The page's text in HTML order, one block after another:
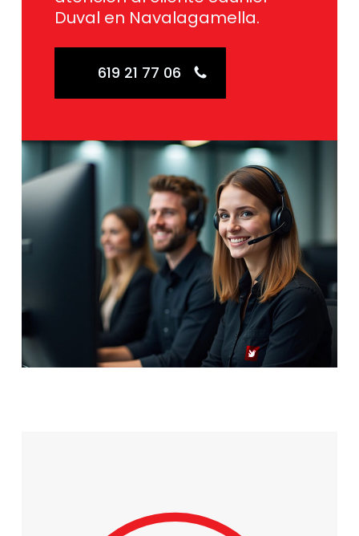
Duval en Navalagamella.
619 21 77 06